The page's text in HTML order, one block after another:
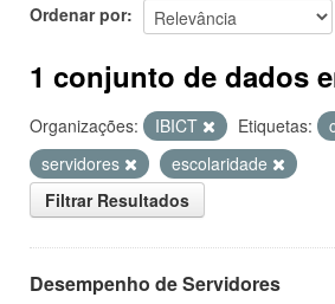
Ordenar por
1 conjunto de dados
Organizações: IBICT Etiquetas:
servidores
escolaridade
Filtrar Resultados
Desempenho de Servidores